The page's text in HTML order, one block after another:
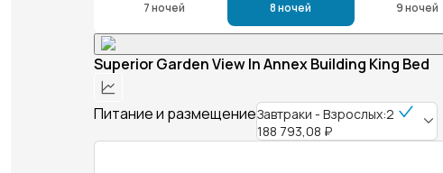
7 ночей 8 ночей 9 ночей
Superior Garden View In Annex Building King Bed
Питание и размещениеЗавтраки - Взрослых:2
188 793,08 ₽